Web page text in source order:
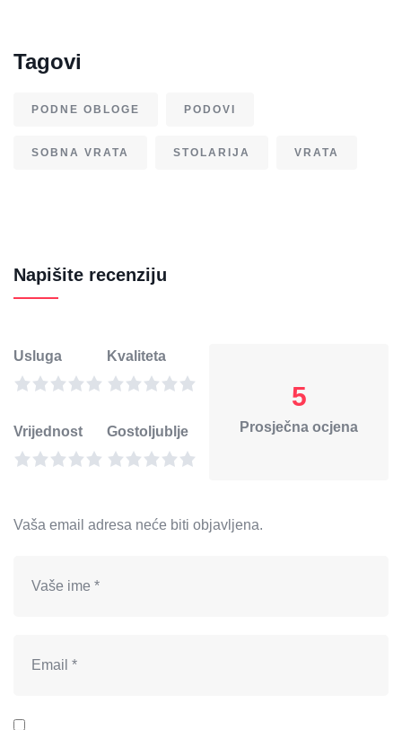
Tagovi
PODNE OBLOGE PODOVI
SOBNA VRATA STOLARIJA VRATA
Napišite recenziju
Usluga Kvaliteta
Vrijednost Gostoljublje
5
Prosječna ocjena
Vaša email adresa neće biti objavljena.